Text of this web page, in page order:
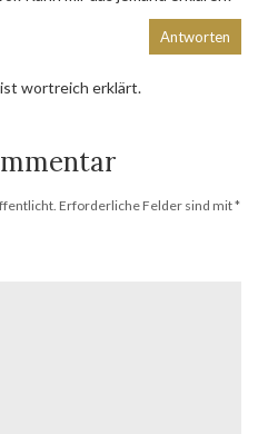
wortreich erklärt.
Antworten
Erforderliche Felder sind mit*